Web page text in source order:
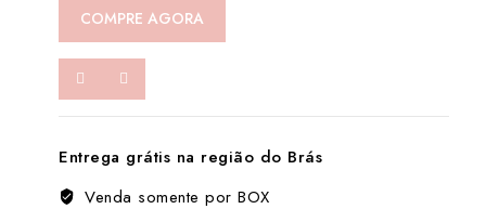
COMPRE AGORA
Entrega grátis na região do Brás
Venda somente por BOX